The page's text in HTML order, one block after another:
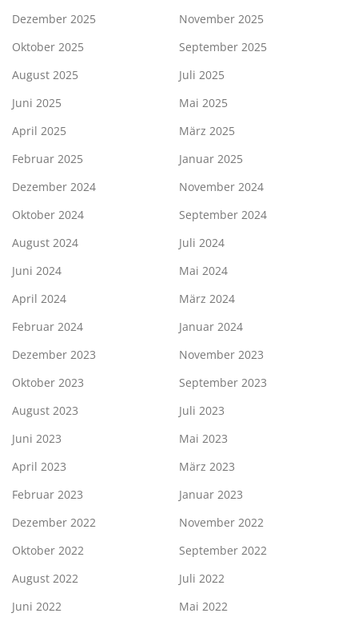
Dezember 2025
November 2025
Oktober 2025
September 2025
August 2025
Juli 2025
Juni 2025
Mai 2025
April 2025
März 2025
Februar 2025
Januar 2025
Dezember 2024
November 2024
Oktober 2024
September 2024
August 2024
Juli 2024
Juni 2024
Mai 2024
April 2024
März 2024
Februar 2024
Januar 2024
Dezember 2023
November 2023
Oktober 2023
September 2023
August 2023
Juli 2023
Juni 2023
Mai 2023
April 2023
März 2023
Februar 2023
Januar 2023
Dezember 2022
November 2022
Oktober 2022
September 2022
August 2022
Juli 2022
Juni 2022
Mai 2022